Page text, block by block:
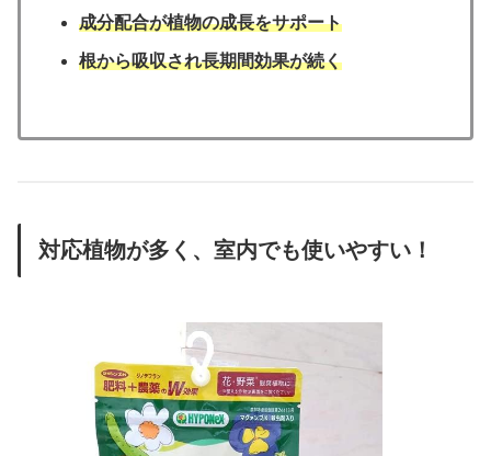
成分配合が植物の成長をサポート
根から吸収され長期間効果が続く
対応植物が多く、室内でも使いやすい！